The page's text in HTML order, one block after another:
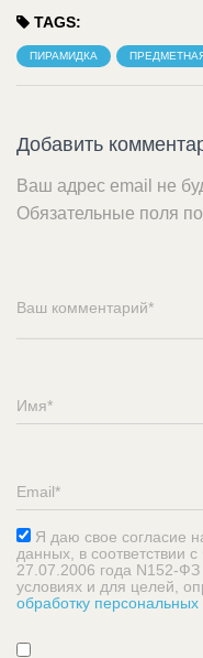
TAGS:
ПИРАМИДКА
Добавить
Ваш адрес email не
Обязательные поля
Я даю свое согласие
данных, в соответствии
27.07.2006 года N152-
условиях и для целей,
обработку